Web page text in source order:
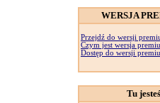
WERSJA
Przejdź do wersji
Czym jest wersja
Dostęp do wersji
Tu